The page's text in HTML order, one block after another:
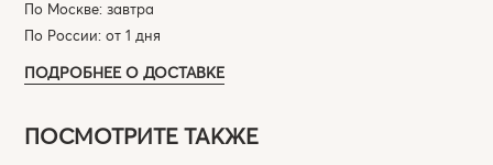
По Москве: завтра
По России: от 1 дня
ПОДРОБНЕЕ О ДОСТАВКЕ
ПОСМОТРИТЕ ТАКЖЕ